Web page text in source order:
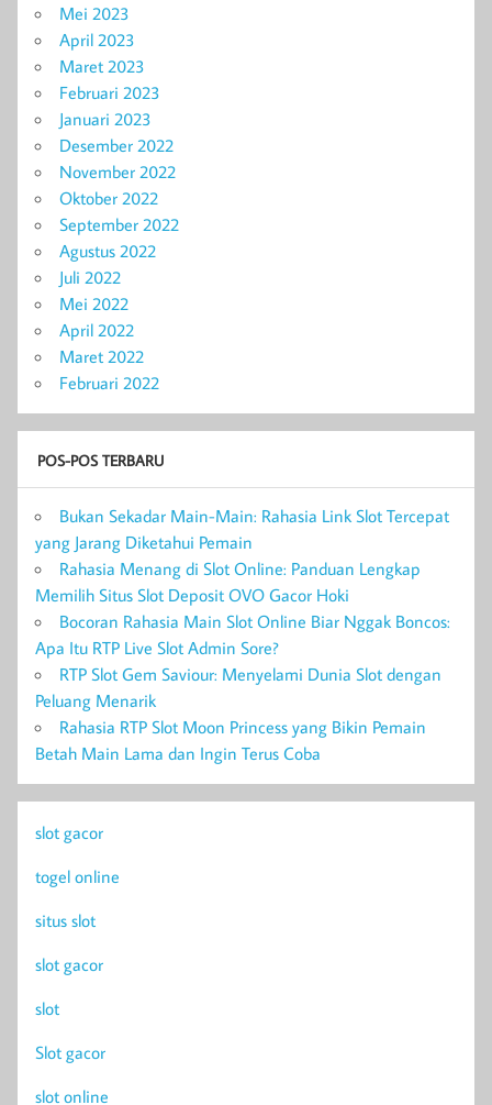
Mei 2023
April 2023
Maret 2023
Februari 2023
Januari 2023
Desember 2022
November 2022
Oktober 2022
September 2022
Agustus 2022
Juli 2022
Mei 2022
April 2022
Maret 2022
Februari 2022
POS-POS TERBARU
Bukan Sekadar Main-Main: Rahasia Link Slot Tercepat
yang Jarang Diketahui Pemain
Rahasia Menang di Slot Online: Panduan Lengkap
Memilih Situs Slot Deposit OVO Gacor Hoki
Bocoran Rahasia Main Slot Online Biar Nggak Boncos:
Apa Itu RTP Live Slot Admin Sore?
RTP Slot Gem Saviour: Menyelami Dunia Slot dengan
Peluang Menarik
Rahasia RTP Slot Moon Princess yang Bikin Pemain
Betah Main Lama dan Ingin Terus Coba
slot gacor
togel online
situs slot
slot gacor
slot
Slot gacor
slot online